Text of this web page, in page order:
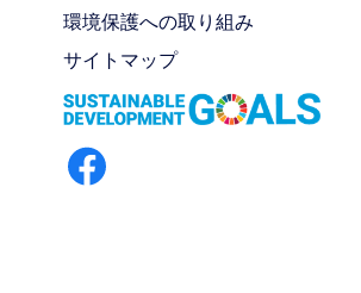
環境保護への取り組み
サイトマップ